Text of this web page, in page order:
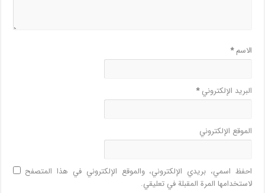
الاسم*
البريد الإلكتروني*
الموقع الإلكتروني
احفظ اسمي، بريدي الإلكتروني، والموقع الإلكتروني في هذا المتصفح
لاستخدامها المرة المقبلة في تعليقي.